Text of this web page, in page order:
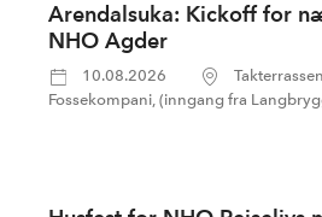
Arendalsuka: Kickoff for
NHO Agder
10.08.2026
Fossekompani, (inngang fra